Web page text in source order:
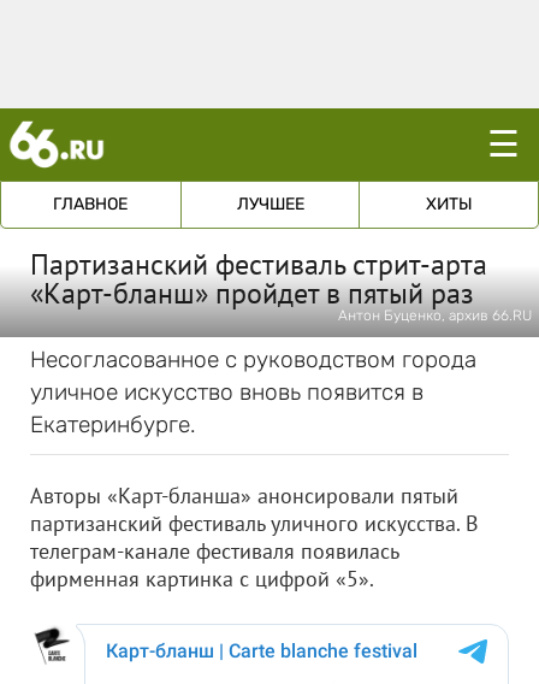
☰
ГЛАВНОЕ ЛУЧШЕЕ ХИТЫ
Партизанский фестиваль стрит-арта
«Карт-бланш» пройдет в пятый раз
Антон Буценко, архив 66.RU
Несогласованное с руководством города
уличное искусство вновь появится в
Екатеринбурге.
Авторы «Карт-бланша» анонсировали пятый
партизанский фестиваль уличного искусства. В
телеграм-канале фестиваля появилась
фирменная картинка с цифрой «5».